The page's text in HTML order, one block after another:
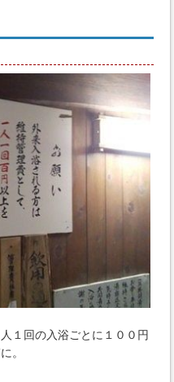
１回の入浴ごとに１００円
。